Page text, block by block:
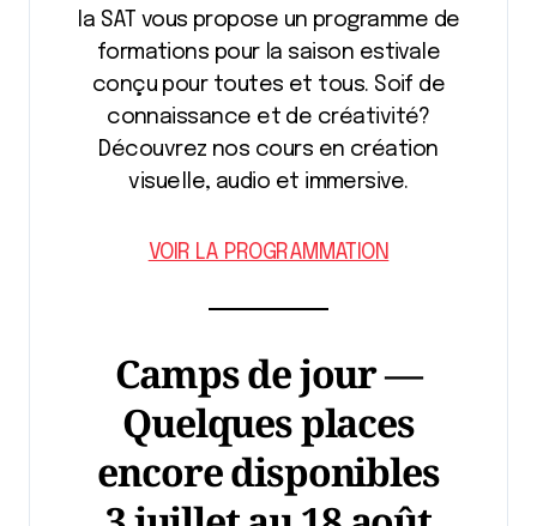
la SAT vous propose un programme de
formations pour la saison estivale
conçu pour toutes et tous. Soif de
connaissance et de créativité?
Découvrez nos cours en création
visuelle, audio et immersive.
VOIR LA PROGRAMMATION
Camps de jour —
Quelques places
encore disponibles